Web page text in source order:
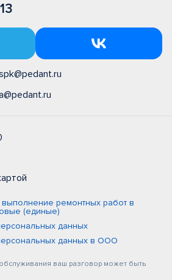
ремонтных работ в
(единые)
данных
данных в ООО
ваш разговор может быть